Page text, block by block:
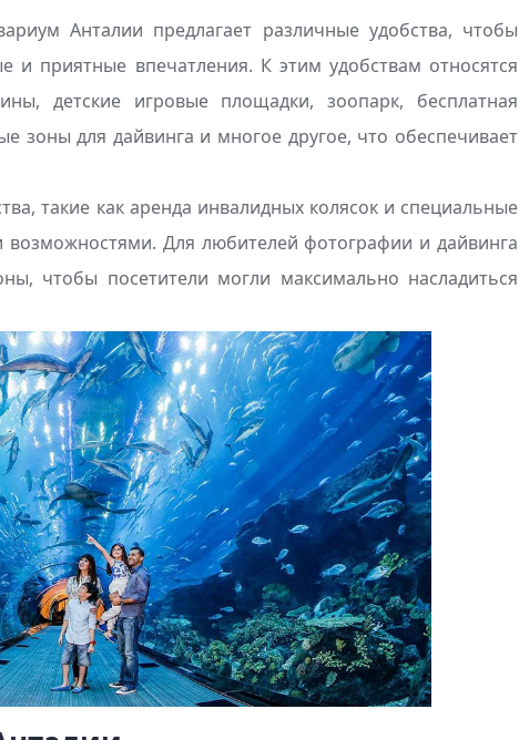
Анталии предлагает различные удобства, чтобы
и приятные впечатления. К этим удобствам относятся
детские игровые площадки, зоопарк, бесплатная
зоны для дайвинга и многое другое, что обеспечивает
такие как аренда инвалидных колясок и специальные
Для любителей фотографии и дайвинга
чтобы посетители могли максимально насладиться